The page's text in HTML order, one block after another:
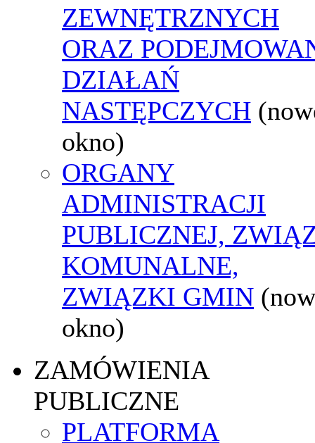
ZEWNĘTRZNYCH
ORAZ
DZIAŁAŃ
NASTĘPCZYCH
okno)
ORGANY
ADMINISTRACJI
PUBLICZNEJ,
KOMUNALNE,
ZWIĄZKI GMIN
okno)
ZAMÓWIENIA
PUBLICZNE
PLATFORMA